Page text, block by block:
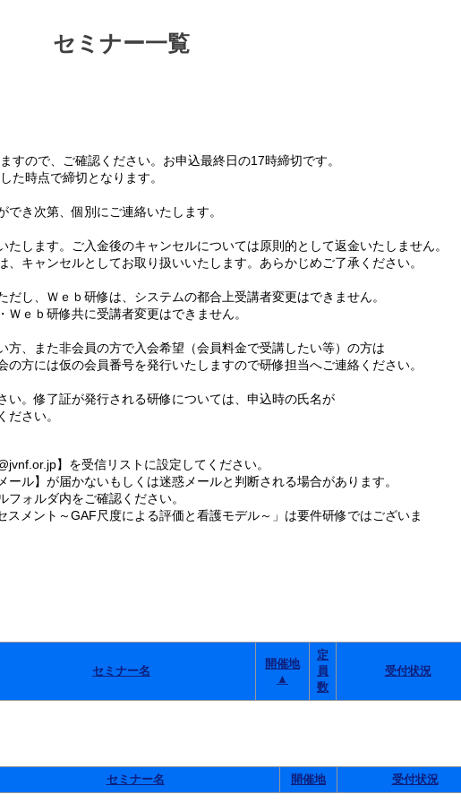
セミナー一覧
ので、ご確認ください。お申込最終日の17時締切です。
時点で締切となります。
き次第、個別にご連絡いたします。
します。ご入金後のキャンセルについては原則的として返金いたしません。
キャンセルとしてお取り扱いいたします。あらかじめご了承ください。
し、Ｗｅｂ研修は、システムの都合上受講者変更はできません。
ｅｂ研修共に受講者変更はできません。
、また非会員の方で入会希望（会員料金で受講したい等）の方は
方には仮の会員番号を発行いたしますので研修担当へご連絡ください。
。修了証が発行される研修については、申込時の氏名が
さい。
】を受信リストに設定してください。
ル】が届かないもしくは迷惑メールと判断される場合があります。
ォルダ内をご確認ください。
スメント～GAF尺度による評価と看護モデル～」は要件研修ではございま
セミナー名
開催地
▲
定
員
数
受付状況
セミナー名 開催地 受付状況